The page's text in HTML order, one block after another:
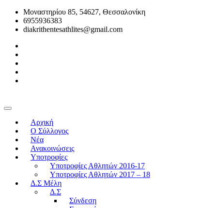
Μοναστηρίου 85, 54627, Θεσσαλονίκη
6955936383
diakrithentesathlites@gmail.com
Αρχική
O Σύλλογος
Νέα
Ανακοινώσεις
Υποτροφίες
Υποτροφίες Αθλητών 2016-17
Υποτροφίες Αθλητών 2017 – 18
Δ.Σ Μέλη
Δ.Σ
Σύνδεση